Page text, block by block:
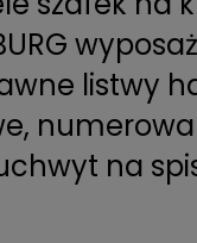
listwy
na